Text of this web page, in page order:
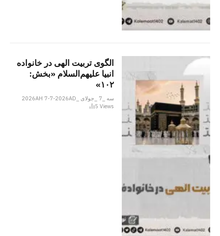
الگوی تربیت الهی در خانواده
انبیا‌‌ علیهم‌السلام «بخش:
۱۰۲»
سه _7 _جولای _2026AH 7-7-2026AD
5Views